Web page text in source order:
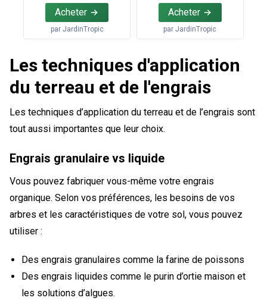
Acheter
par JardinTropic
Acheter
parJardinTropic
Les techniques d'application
du terreau et de l'engrais
Les techniques d’application du terreau et de l’engrais sont
tout aussi importantes que leur choix.
Engrais granulaire vs liquide
Vous pouvez fabriquer vous-même votre engrais
organique. Selon vos préférences, les besoins de vos
arbres et les caractéristiques de votre sol, vous pouvez
utiliser :
Des engrais granulaires comme la farine de poissons
Des engrais liquides comme le purin d’ortie maison et
les solutions d’algues.